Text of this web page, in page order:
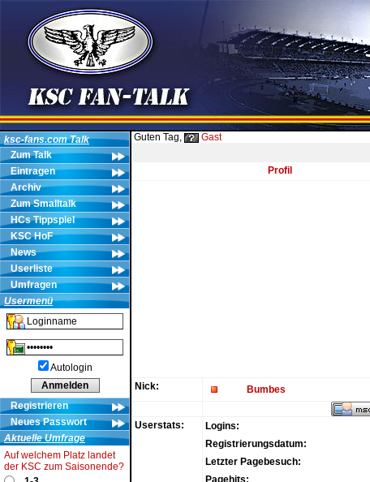
ksc-fans.com Talk
Zum Talk
Eintragen
Archiv
Zum Smalltalk
HCs Tippspiel
KSC HoF
News
Userliste
Umfragen
Usermenü
Autologin
Registrieren
Neues Passwort
Aktuelle Umfrage
Auf welchem Platz landet
der KSC zum Saisonende?
Guten Tag,
Gast
Profil
Nick: Bumbes
Userstats: Logins:
Registrierungsdatum:
Letzter Pagebesuch:
Pagehits: